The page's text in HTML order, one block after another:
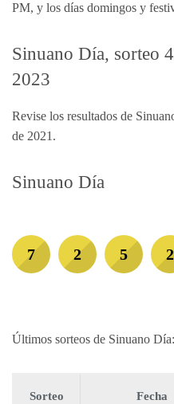
PM, y los días domingos y
Sinuano Día, sorteo
2023
Revise los resultados de
de 2021.
Sinuano Día
7 2 5 2
Últimos sorteos de Sinuano Día:
Sorteo Fecha